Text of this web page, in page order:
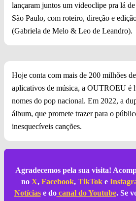
lançaram juntos um videoclipe pra lá
São Paulo, com roteiro, direção e
(Gabriela de Melo & Leo de Leandro).
Hoje conta com mais de 200 milhões
aplicativos de música, a OUTROEU é
nomes do pop nacional. Em 2022, a
álbum, que promete trazer para o
inesquecíveis canções.
Agradecemos pela sua visita!
no X, Facebook, TikTok e
Notíciase docanal do Youtube. Se